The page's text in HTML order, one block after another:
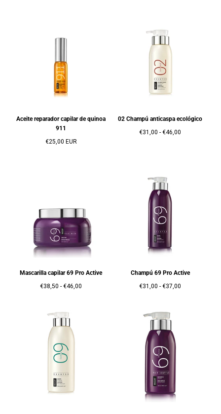
Aceite reparador capilar de quinoa
911
Precio
€25,00 EUR
02 Champú anticaspa ecológico
Precio
€31,00 - Precio
€46,00
Mascarilla capilar 69 Pro Active
Precio
€38,50 - Precio
€46,00
Champú 69 Pro Active
Precio
€31,00 - Precio
€37,00